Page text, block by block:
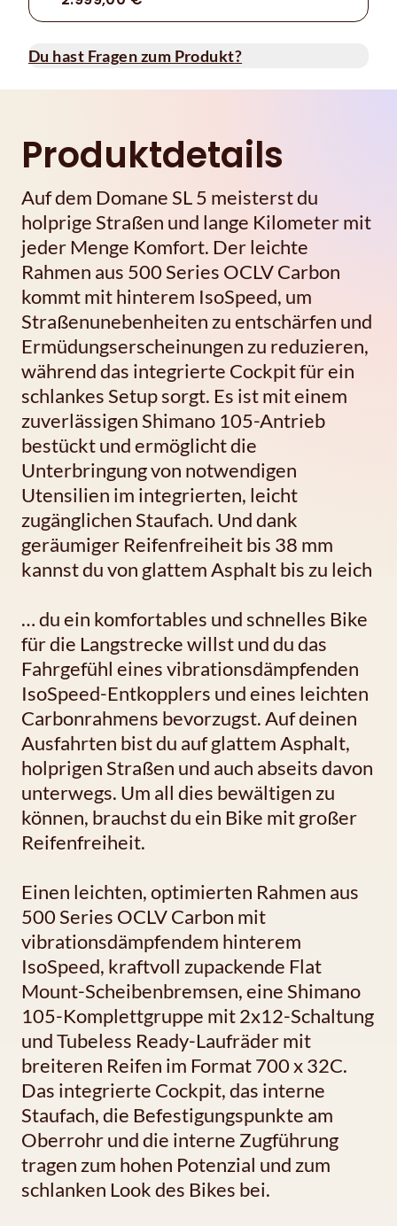
Du hast Fragen zum Produkt?
Produktdetails
Auf dem Domane SL 5 meisterst du
holprige Straßen und lange Kilometer mit
jeder Menge Komfort. Der leichte
Rahmen aus 500 Series OCLV Carbon
kommt mit hinterem IsoSpeed, um
Straßenunebenheiten zu entschärfen und
Ermüdungserscheinungen zu reduzieren,
während das integrierte Cockpit für ein
schlankes Setup sorgt. Es ist mit einem
zuverlässigen Shimano 105-Antrieb
bestückt und ermöglicht die
Unterbringung von notwendigen
Utensilien im integrierten, leicht
zugänglichen Staufach. Und dank
geräumiger Reifenfreiheit bis 38 mm
kannst du von glattem Asphalt bis zu leich
… du ein komfortables und schnelles Bike
für die Langstrecke willst und du das
Fahrgefühl eines vibrationsdämpfenden
IsoSpeed-Entkopplers und eines leichten
Carbonrahmens bevorzugst. Auf deinen
Ausfahrten bist du auf glattem Asphalt,
holprigen Straßen und auch abseits davon
unterwegs. Um all dies bewältigen zu
können, brauchst du ein Bike mit großer
Reifenfreiheit.
Einen leichten, optimierten Rahmen aus
500 Series OCLV Carbon mit
vibrationsdämpfendem hinterem
IsoSpeed, kraftvoll zupackende Flat
Mount-Scheibenbremsen, eine Shimano
105-Komplettgruppe mit 2x12-Schaltung
und Tubeless Ready-Laufräder mit
breiteren Reifen im Format 700 x 32C.
Das integrierte Cockpit, das interne
Staufach, die Befestigungspunkte am
Oberrohr und die interne Zugführung
tragen zum hohen Potenzial und zum
schlanken Look des Bikes bei.